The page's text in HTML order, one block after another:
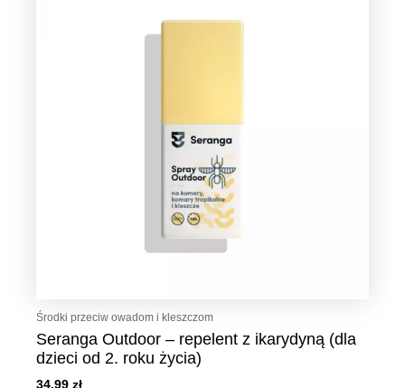
Środki przeciw owadom i kleszczom
Seranga Outdoor – repelent z ikarydyną (dla
dzieci od 2. roku życia)
34,99zł